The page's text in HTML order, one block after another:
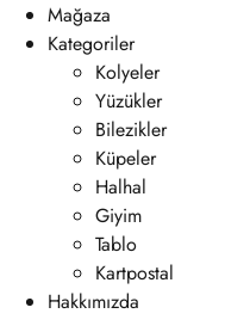
Mağaza
Kategoriler
Kolyeler
Yüzükler
Bilezikler
Küpeler
Halhal
Giyim
Tablo
Kartpostal
Hakkımızda